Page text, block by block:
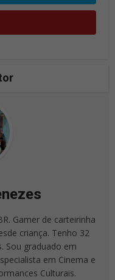
Gamer de carteirinha
criança. Tenho 32
Sou graduado em
em Cinema e
Culturais.